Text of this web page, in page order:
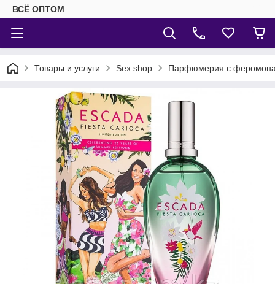
ВСЁ ОПТОМ
Товары и услуги Sex shop Парфюмерия с